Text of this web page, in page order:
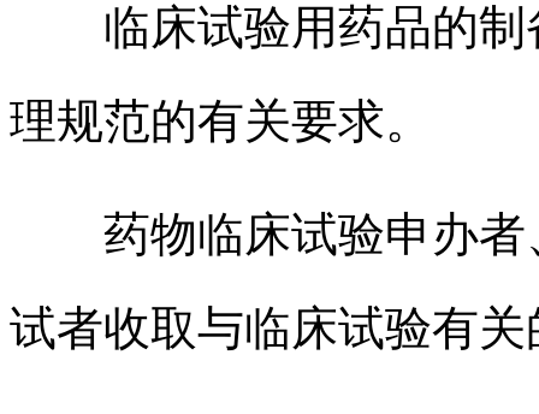
临床试验用药品的制
理规范的有关要求。
药物临床试验申办者
试者收取与临床试验有